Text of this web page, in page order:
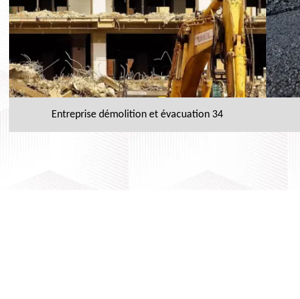
Entreprise démolition et évacuation 34